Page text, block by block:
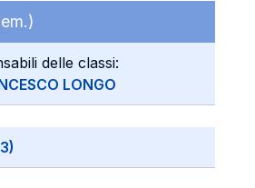
delle classi:
LONGO